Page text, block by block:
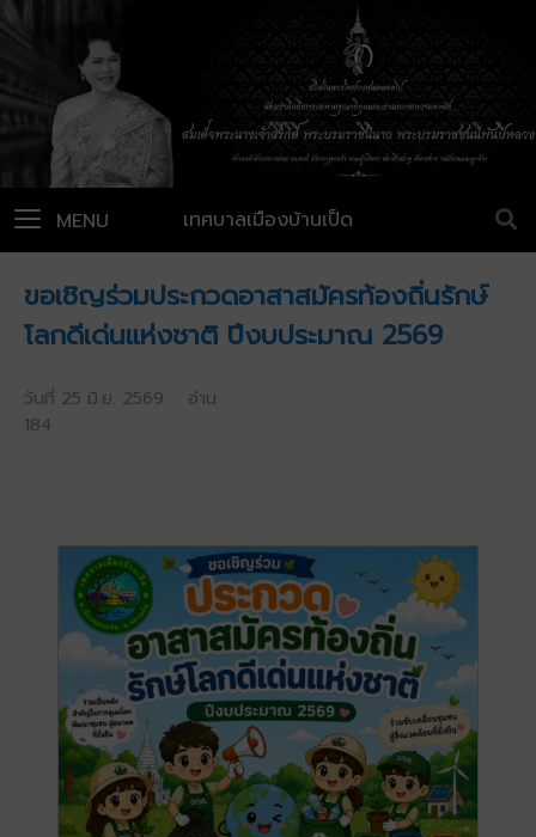
เทศบาลเมืองบ้านเป็ด
MENU
ขอเชิญร่วมประกวดอาสาสมัครท้องถิ่นรักษ์
โลกดีเด่นแห่งชาติ ปีงบประมาณ 2569
วันที่ 25 มิ.ย. 2569 อ่าน
184